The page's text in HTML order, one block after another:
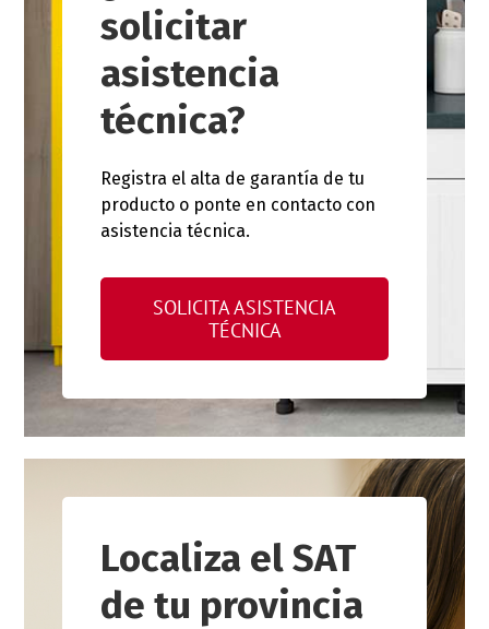
solicitar
asistencia
técnica?
Registra el alta de garantía de tu
producto o ponte en contacto con
asistencia técnica.
SOLICITA ASISTENCIA
TÉCNICA
Localiza el SAT
de tu provincia